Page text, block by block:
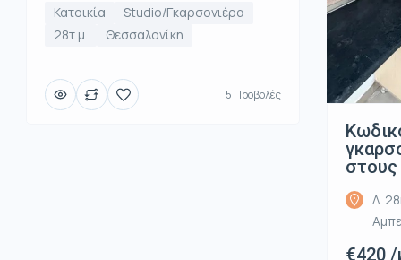
Κατοικία
Studio/Γκαρσονιέρα
28τ.μ.
Θεσσαλονίκη
5 Προβολές
Λ.
€420